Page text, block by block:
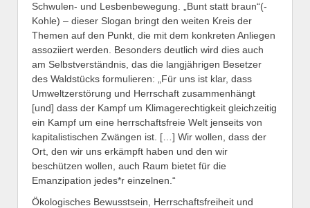
Schwulen- und Lesbenbewegung. „Bunt statt braun“(-
Kohle) – dieser Slogan bringt den weiten Kreis der
Themen auf den Punkt, die mit dem konkreten Anliegen
assoziiert werden. Besonders deutlich wird dies auch
am Selbstverständnis, das die langjährigen Besetzer
des Waldstücks formulieren: „Für uns ist klar, dass
Umweltzerstörung und Herrschaft zusammenhängt
[und] dass der Kampf um Klimagerechtigkeit gleichzeitig
ein Kampf um eine herrschaftsfreie Welt jenseits von
kapitalistischen Zwängen ist. […] Wir wollen, dass der
Ort, den wir uns erkämpft haben und den wir
beschützen wollen, auch Raum bietet für die
Emanzipation jedes*r einzelnen.“
Ökologisches Bewusstsein, Herrschaftsfreiheit und